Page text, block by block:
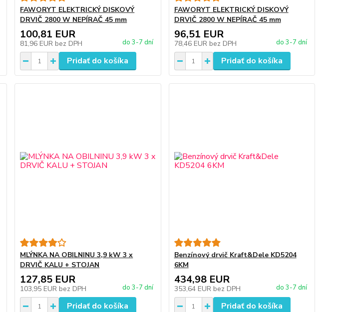
FAWORYT ELEKTRICKÝ DISKOVÝ
DRVIČ 2800 W NEPÍRAČ 45 mm
100,81 EUR
81,96 EUR bez DPH do 3-7 dní
Pridať do košíka
FAWORYT ELEKTRICKÝ DISKOVÝ
DRVIČ 2800 W NEPÍRAČ 45 mm
96,51 EUR
78,46 EUR bez DPH do 3-7 dní
Pridať do košíka
MLÝNKA NA OBILNINU 3,9 kW 3 x
DRVIČ KALU + STOJAN
127,85 EUR
103,95 EUR bez DPH do 3-7 dní
Pridať do košíka
Benzínový drvič Kraft&Dele KD5204
6KM
434,98 EUR
353,64 EUR bez DPH do 3-7 dní
Pridať do košíka